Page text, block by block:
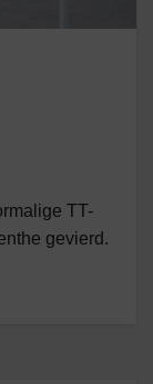
TT-
gevierd.